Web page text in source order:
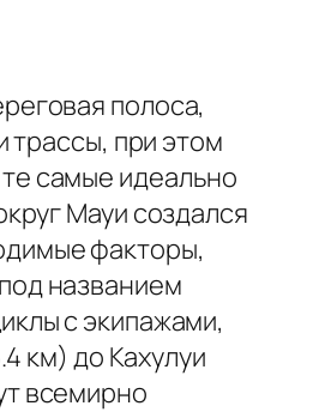
полоса,
трассы, при этом
самые идеально
Мауи создался
факторы,
названием
с экипажами,
км) до Кахулуи
всемирно